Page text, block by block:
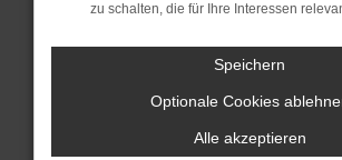
Starte dein Gerät neu.
Das kann manchmal helfen,
Probleme zu beheben.
Stelle sicher, dass dein
zu schalten, die für Ihre Interessen
Speichern
Optionale Cookies
Alle akzeptieren